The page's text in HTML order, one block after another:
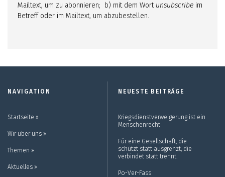
Mailtext, um zu abonnieren; b) mit dem Wort unsubscribe im
Betreff oder im Mailtext, um abzubestellen.
NAVIGATION
Startseite ››
Wir über uns ››
Themen ››
Aktuelles ››
NEUESTE BEITRÄGE
Kriegsdienstverweigerung ist ein
Menschenrecht
Für eine Gesellschaft, die
schützt statt ausgrenzt, die
verbindet statt trennt.
Po-Ver-Fass